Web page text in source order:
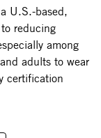
U.S.-based,
reducing
among
adults to wear
certification